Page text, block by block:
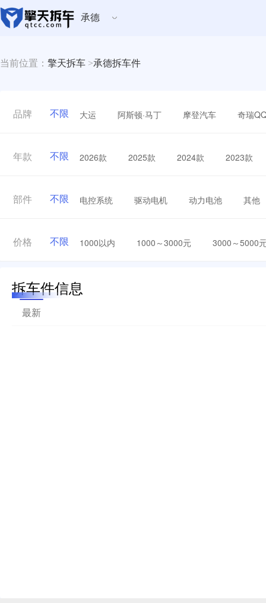
承德
当前位置： 擎天拆车 >承德拆车件
品牌 不限 大运 阿斯顿·马丁 摩登汽车 奇瑞
年款 不限 2026款 2025款 2024款 2023款
部件 不限 电控系统 驱动电机 动力电池 其他
价格 不限 1000以内 1000～3000元 3000～5000
拆车件信息
最新